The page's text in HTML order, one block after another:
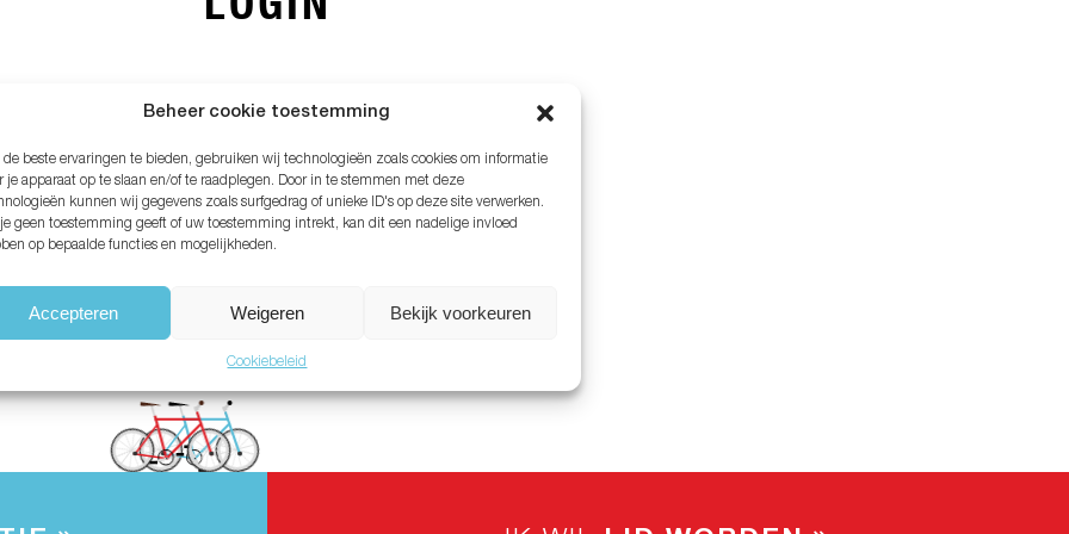
Beheer cookie toestemming
de beste ervaringen te bieden, gebruiken wij technologieën zoals cookies om informatie
je apparaat op te slaan en/of te raadplegen. Door in te stemmen met deze
kunnen wij gegevens zoals surfgedrag of unieke ID's op deze site verwerken.
geen toestemming geeft of uw toestemming intrekt, kan dit een nadelige invloed
op bepaalde functies en mogelijkheden.
Accepteren Weigeren Bekijk voorkeuren
Cookiebeleid
vergeten?